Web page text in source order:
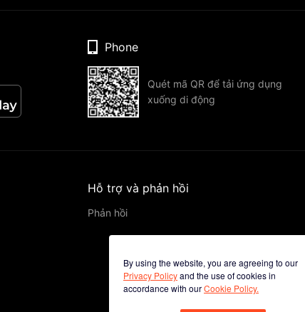
By using the website, you are agreeing to our
Privacy Policyand the use of cookies in
accordance with ourCookie Policy.
Phone
Quét mã QR để tải ứng dụng
xuống di động
Hỗ trợ và phản hồi
Phản hồi